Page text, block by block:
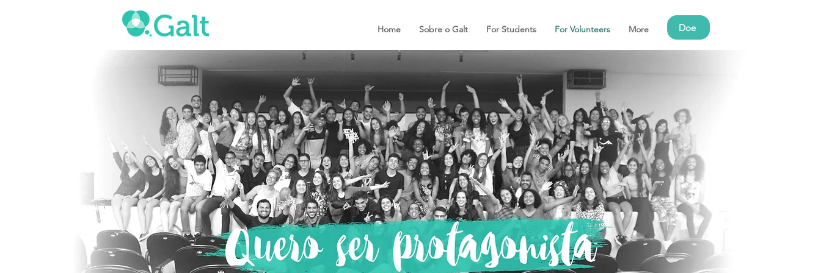
Home Sobre o Galt For Students For Volunteers More Doe